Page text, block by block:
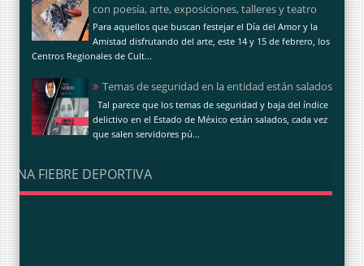
con poesía, arte, exposiciones, talleres y teatro
Para aquellos que buscan festejar el Día del Amor y la
Amistad disfrutando del arte, este 14 y 15 de febrero, los
Centros Regionales de Cult...
Temas de seguridad en la entidad están salados
Tal parece que los temas de seguridad y baja del índice
delictivo en el Estado de México están salados, cada vez
que salen servidores pú...
UNA FIEBRE DEPORTIVA